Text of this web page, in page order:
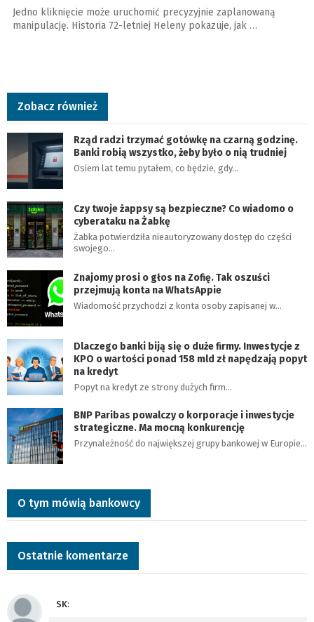
Jedno kliknięcie może uruchomić precyzyjnie zaplanowaną
manipulację. Historia 72-letniej Heleny pokazuje, jak …
Zobacz również
Rząd radzi trzymać gotówkę na czarną godzinę.
Banki robią wszystko, żeby było o nią trudniej
Osiem lat temu pytałem, co będzie, gdy…
Czy twoje żappsy są bezpieczne? Co wiadomo o
cyberataku na Żabkę
Żabka potwierdziła nieautoryzowany dostęp do części
swojego…
Znajomy prosi o głos na Zofię. Tak oszuści
przejmują konta na WhatsAppie
Wiadomość przychodzi z konta osoby zapisanej w…
Dlaczego banki biją się o duże firmy. Inwestycje z
KPO o wartości ponad 158 mld zł napędzają popyt
na kredyt
Popyt na kredyt ze strony dużych firm…
BNP Paribas powalczy o korporacje i inwestycje
strategiczne. Ma mocną konkurencję
Przynależność do największej grupy bankowej w Europie…
O tym mówią bankowcy
Ostatnie komentarze
SK: